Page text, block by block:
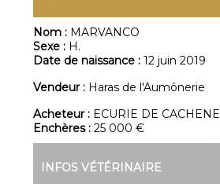
Nom : MARVANCO
Sexe : H.
Date de naissance :12 juin 2019
Vendeur : Haras de l'Aumônerie
Acheteur : ECURIE DE CACHENE
Enchères :25 000 €
INFOS VÉTÉRINAIRE